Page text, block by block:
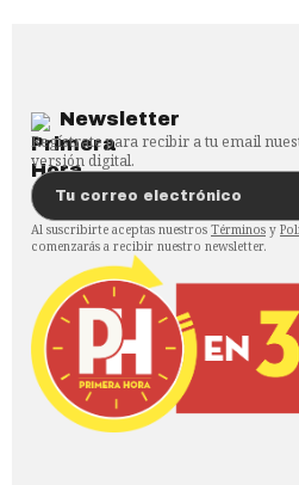
Newsletter
Regístrate para recibir a tu email
versión digital.
Al suscribirte aceptas nuestros Términos y
comenzarás a recibir nuestro newsletter.